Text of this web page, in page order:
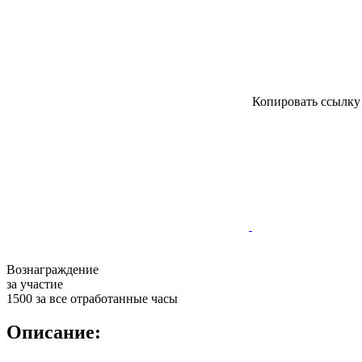
Копировать ссылку
Вознаграждение
за участие
1500 за все отработанные часы
Описание: